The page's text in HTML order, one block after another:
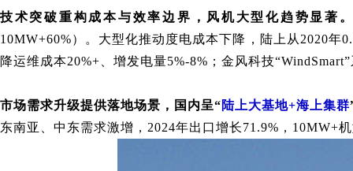
技术突破重构成本与效率边界 ， 风机大型化趋势显著
10MW+60%）。大型化推动度电成本下降，陆上从2020
降运维成本20%+、增发电量5%-8%；金风科技
市场需求升级提供落地场景 ， 国内呈“陆上大基地+海上集群
东南亚、中东需求激增，2024年出口增长71.9%，10MW+